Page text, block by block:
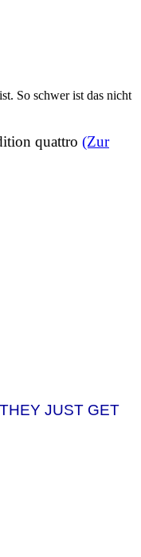
So schwer ist das nicht
quattro (Zur
JUST GET